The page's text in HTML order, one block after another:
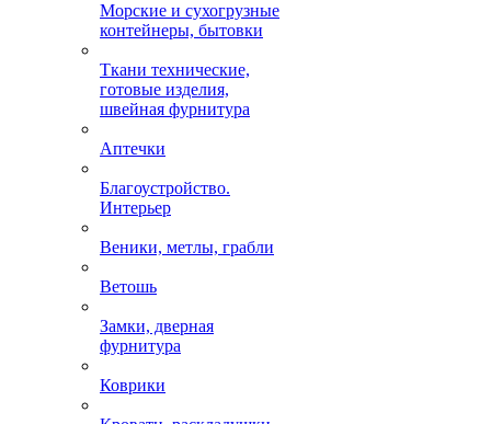
Морские и сухогрузные
контейнеры, бытовки
Ткани технические,
готовые изделия,
швейная фурнитура
Аптечки
Благоустройство.
Интерьер
Веники, метлы, грабли
Ветошь
Замки, дверная
фурнитура
Коврики